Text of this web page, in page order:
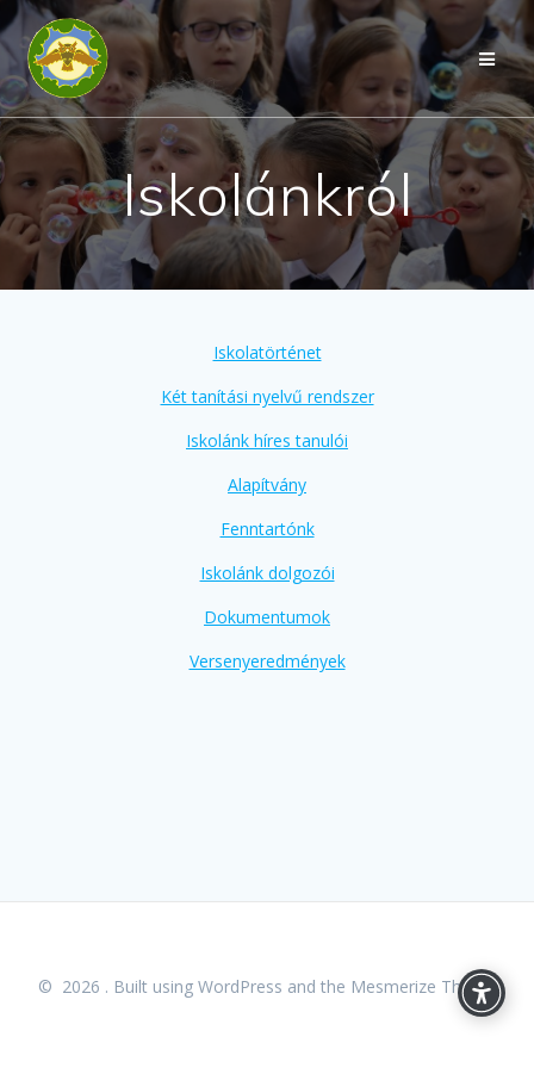
Skip
to
content
Iskolánkról
Iskolatörténet
Két tanítási nyelvű rendszer
Iskolánk híres tanulói
Alapítvány
Fenntartónk
Iskolánk dolgozói
Dokumentumok
Versenyeredmények
© 2026 . Built using WordPress and the Mesmerize Theme